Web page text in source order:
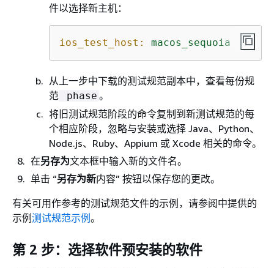
件以选择新主机：
ios_test_host: macos_sequoia
从上一步中下载的测试规范副本中，查看每份规
范
phase 。
将旧测试规范阶段的命令复制到新测试规范的每
个相应阶段，忽略与安装或选择 Java、Python、
Node.js、Ruby、Appium 或 Xcode 相关的命令。
在另存为文本框中输入新的文件名。
单击 “另存为新内容” 按钮以保存您的更改。
有关可用作参考的测试规范文件的示例，请参阅中提供的
示例测试规范示例。
第 2 步：选择软件预安装的软件